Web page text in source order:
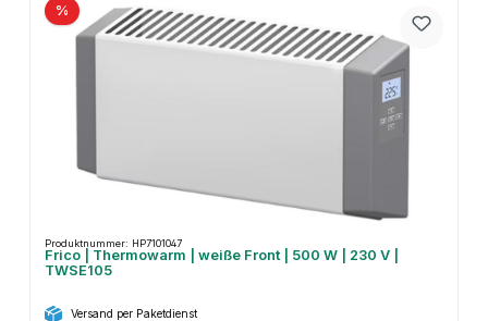
%
Produktnummer: HP7101047
Frico | Thermowarm | weiße Front | 500 W | 230 V |
TWSE105
Versand per Paketdienst